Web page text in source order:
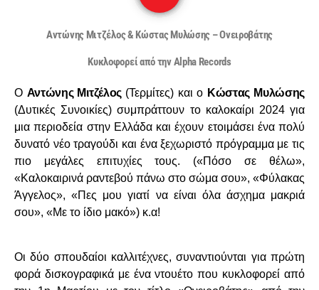
Αντώνης Μιτζέλος & Κώστας Μυλώσης – Ονειροβάτης
Κυκλοφορεί από την Alpha Records
Ο Αντώνης Μιτζέλος(Τερμίτες) και ο Κώστας Μυλώσης
(Δυτικές Συνοικίες) συμπράττουν το καλοκαίρι 2024 για
μια περιοδεία στην Ελλάδα και έχουν ετοιμάσει ένα πολύ
δυνατό νέο τραγούδι και ένα ξεχωριστό πρόγραμμα με τις
πιο μεγάλες επιτυχίες τους. («Πόσο σε θέλω»,
«Καλοκαιρινά ραντεβού πάνω στο σώμα σου», «Φύλακας
Άγγελος», «Πες μου γιατί να είναι όλα άσχημα μακριά
σου», «Με το ίδιο μακό») κ.α!
Οι δύο σπουδαίοι καλλιτέχνες, συναντιούνται για πρώτη
φορά δισκογραφικά με ένα ντουέτο που κυκλοφορεί από